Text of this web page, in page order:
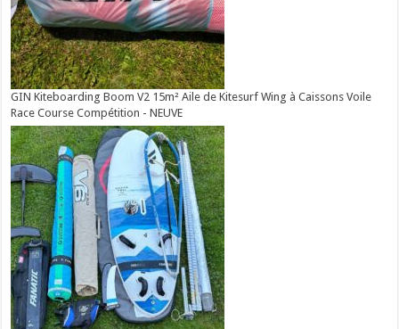
GIN Kiteboarding Boom V2 15m² Aile de Kitesurf Wing à Caissons Voile
Race Course Compétition - NEUVE